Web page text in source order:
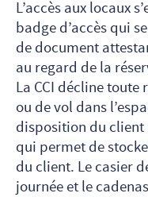
L’accès aux locaux
badge d’accès qui
de document
au regard de la
La CCI décline
ou de vol dans
disposition du client
qui permet de
du client. Le casier
journée et le